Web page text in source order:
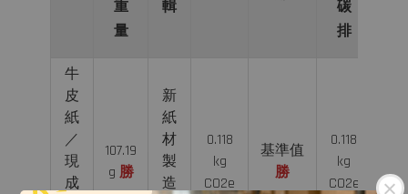
重
量
輯
碳
排
牛
皮
紙
／
現
成
107.19
g 勝
新
紙
材
製
造
0.118
kg
CO2e
基準值
勝
0.118
kg
CO2e
值